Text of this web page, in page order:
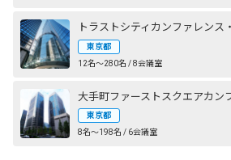
東京都
12名〜280名 / 8会議室
東京都
8名〜198名 / 6会議室